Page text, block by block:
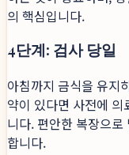
의 핵심입니다.
4단계: 검사 당일
아침까지 금식을 유지
약이 있다면 사전에
니다. 편안한 복장으
합니다.